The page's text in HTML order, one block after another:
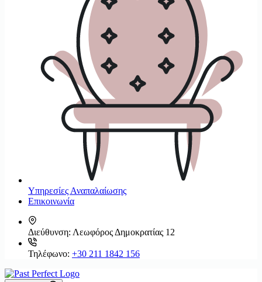
Υπηρεσίες Αναπαλαίωσης
Επικοινωνία
Διεύθυνση: Λεωφόρος Δημοκρατίας 12
Τηλέφωνο: +30 211 1842 156